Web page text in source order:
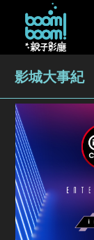
影城大事紀